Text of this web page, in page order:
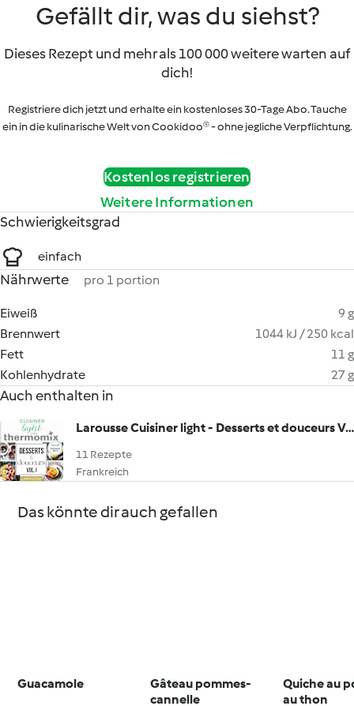
Gefällt dir, was du siehst?
Dieses Rezept und mehr als 100 000 weitere warten auf
dich!
Registriere dich jetzt und erhalte ein kostenloses 30-Tage Abo. Tauche
ein in die kulinarische Welt von Cookidoo® - ohne jegliche Verpflichtung.
Kostenlos registrieren
Weitere Informationen
Schwierigkeitsgrad
einfach
Nährwerte pro 1 portion
Eiweiß
9 g
Brennwert
1044 kJ / 250 kcal
Fett
11 g
Kohlenhydrate
27 g
Auch enthalten in
Larousse Cuisiner light - Desserts et douceurs Vol.I
11 Rezepte
Frankreich
Das könnte dir auch gefallen
Guacamole
Gâteau pommes-
cannelle
Quiche au
au thon